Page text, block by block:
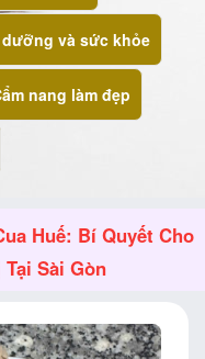
dưỡng và sức khỏe
nang làm đẹp
Huế: Bí Quyết Cho
Sài Gòn